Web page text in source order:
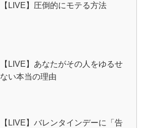
【LIVE】圧倒的にモテる方法
【LIVE】あなたがその人をゆるせ
ない本当の理由
【LIVE】バレンタインデーに「告